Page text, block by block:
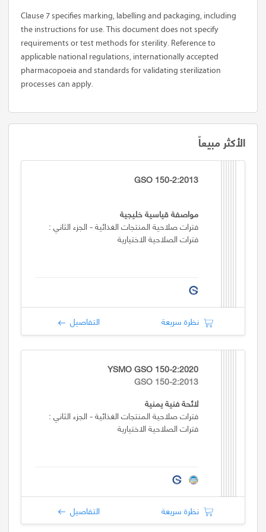
Clause 7specifies marking, labelling and packaging, including
the instructions for use. This document does not specify
requirements or test methods for sterility. Reference to
applicable national regulations, internationally accepted
pharmacopoeia and standards for validating sterilization
processes can apply.
الأكثر مبيعاً
GSO 150-2:2013
مواصفة قياسية خليجية
فترات صلاحية المنتجات الغذائية - الجزء الثاني :
فترات الصلاحية الاختيارية
نظرة سريعة التفاصيل
YSMO GSO 150-2:2020
GSO 150-2:2013
لائحة فنية يمنية
فترات صلاحية المنتجات الغذائية - الجزء الثاني :
فترات الصلاحية الاختيارية
نظرة سريعة التفاصيل